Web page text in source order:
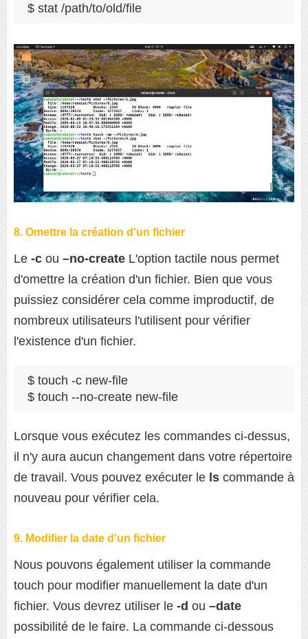
$ stat /path/to/old/file
8. Omettre la création d'un fichier
Le -c ou –no-create L'option tactile nous permet
d'omettre la création d'un fichier. Bien que vous
puissiez considérer cela comme improductif, de
nombreux utilisateurs l'utilisent pour vérifier
l'existence d'un fichier.
$ touch -c new-file
$ touch --no-create new-file
Lorsque vous exécutez les commandes ci-dessus,
il n'y aura aucun changement dans votre répertoire
de travail. Vous pouvez exécuter le ls commande à
nouveau pour vérifier cela.
9. Modifier la date d'un fichier
Nous pouvons également utiliser la commande
touch pour modifier manuellement la date d'un
fichier. Vous devrez utiliser le -d ou –date
possibilité de le faire. La commande ci-dessous